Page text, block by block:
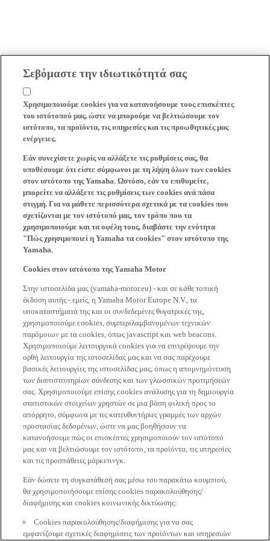
Σεβόμαστε την ιδιωτικότητά σας
Χρησιμοποιούμε cookies για να κατανοήσουμε τους επισκέπτες
του ιστότοπού μας, ώστε να μπορούμε να βελτιώσουμε τον
ιστότοπο, τα προϊόντα, τις υπηρεσίες και τις προωθητικές μας
ενέργειες.
Εάν συνεχίσετε χωρίς να αλλάξετε τις ρυθμίσεις σας, θα
υποθέσουμε ότι είστε σύμφωνοι με τη λήψη όλων των cookies
στον ιστότοπο της Yamaha. Ωστόσο, εάν το επιθυμείτε,
μπορείτε να αλλάξετε τις ρυθμίσεις των cookies ανά πάσα
στιγμή. Για να μάθετε περισσότερα σχετικά με τα cookies που
σχετίζονται με τον ιστότοπό μας, τον τρόπο που τα
χρησιμοποιούμε και τα οφέλη τους, διαβάστε την ενότητα
"Πώς χρησιμοποιεί η Yamaha τα cookies" στον ιστότοπο της
Yamaha.
Cookies στον ιστότοπο της Yamaha Motor
Στην ιστοσελίδα μας (yamaha-motor.eu) - και σε κάθε τοπική
έκδοση αυτής - εμείς, η Yamaha Motor Europe N.V., τα
υποκαταστήματά της και οι συνδεδεμένες θυγατρικές της,
χρησιμοποιούμε cookies, συμπεριλαμβανομένων τεχνικών
παρόμοιων με τα cookies, όπως javascript και web beacons.
Χρησιμοποιούμε λειτουργικά cookies για να επιτρέψουμε την
ορθή λειτουργία της ιστοσελίδας μας και να σας παρέχουμε
βασικές λειτουργίες της ιστοσελίδας μας, όπως η απομνημόνευση
των διαπιστευτηρίων σύνδεσης και των γλωσσικών προτιμήσεών
σας. Χρησιμοποιούμε επίσης cookies ανάλυσης για τη δημιουργία
στατιστικών στοιχείων χρηστών σε μια βάση φιλική προς το
απόρρητο, σύμφωνα με τις κατευθυντήριες γραμμές των αρχών
προστασίας δεδομένων, ώστε να μας βοηθήσουν να
κατανοήσουμε πώς οι επισκέπτες χρησιμοποιούν τον ιστότοπό
μας και να βελτιώσουμε τον ιστότοπο, τα προϊόντα, τις υπηρεσίες
και τις προσπάθειες μάρκετινγκ.
Εάν δώσετε τη συγκατάθεσή σας μέσω του παρακάτω κουμπιού,
θα χρησιμοποιήσουμε επίσης cookies παρακολούθησης/
διαφήμισης και cookies κοινωνικής δικτύωσης:
Cookies παρακολούθησης/διαφήμισης για να σας
εμφανίζουμε σχετικές διαφημίσεις των προϊόντων και υπηρεσιών